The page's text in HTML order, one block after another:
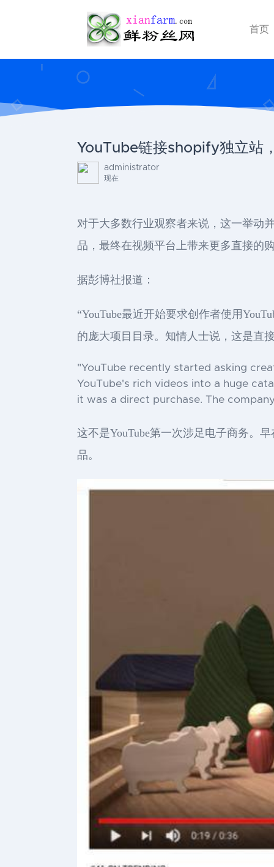
首页
YouTube链接shopify独立站
administrator
现在
对于大多数行业观察者来说，这一举动
品，最终在视频平台上带来更多直接的
据彭博社报道：
“YouTube最近开始要求创作者使用
的庞大项目目录。知情人士说，这是直
"YouTube recently started asking
YouTube's rich videos into a huge
it was a direct purchase. The
这不是YouTube第一次涉足电子商务。
品。